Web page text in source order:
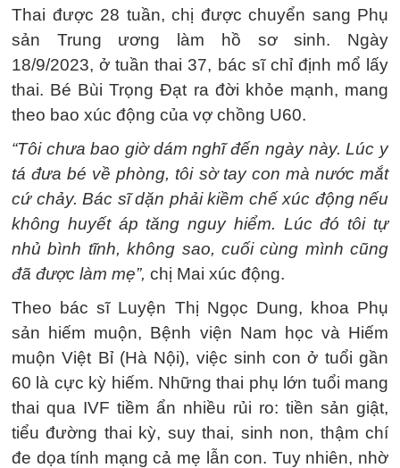
Thai được 28 tuần, chị được chuyển sang Phụ
sản Trung ương làm hồ sơ sinh. Ngày
18/9/2023, ở tuần thai 37, bác sĩ chỉ định mổ lấy
thai. Bé Bùi Trọng Đạt ra đời khỏe mạnh, mang
theo bao xúc động của vợ chồng U60.
“Tôi chưa bao giờ dám nghĩ đến ngày này. Lúc y
tá đưa bé về phòng, tôi sờ tay con mà nước mắt
cứ chảy. Bác sĩ dặn phải kiềm chế xúc động nếu
không huyết áp tăng nguy hiểm. Lúc đó tôi tự
nhủ bình tĩnh, không sao, cuối cùng mình cũng
đã được làm mẹ”, chị Mai xúc động.
Theo bác sĩ Luyện Thị Ngọc Dung, khoa Phụ
sản hiếm muộn, Bệnh viện Nam học và Hiếm
muộn Việt Bỉ (Hà Nội), việc sinh con ở tuổi gần
60 là cực kỳ hiếm. Những thai phụ lớn tuổi mang
thai qua IVF tiềm ẩn nhiều rủi ro: tiền sản giật,
tiểu đường thai kỳ, suy thai, sinh non, thậm chí
đe dọa tính mạng cả mẹ lẫn con. Tuy nhiên, nhờ